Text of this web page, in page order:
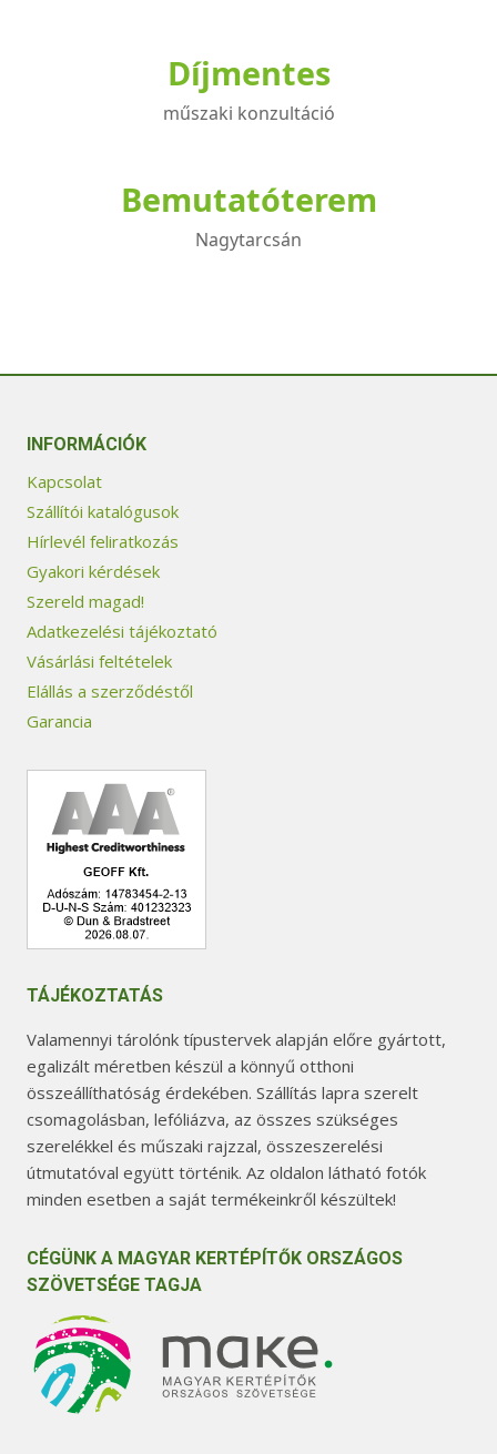
Díjmentes
műszaki konzultáció
Bemutatóterem
Nagytarcsán
INFORMÁCIÓK
Kapcsolat
Szállítói katalógusok
Hírlevél feliratkozás
Gyakori kérdések
Szereld magad!
Adatkezelési tájékoztató
Vásárlási feltételek
Elállás a szerződéstől
Garancia
TÁJÉKOZTATÁS
Valamennyi tárolónk típustervek alapján előre gyártott,
egalizált méretben készül a könnyű otthoni
összeállíthatóság érdekében. Szállítás lapra szerelt
csomagolásban, lefóliázva, az összes szükséges
szerelékkel és műszaki rajzzal, összeszerelési
útmutatóval együtt történik. Az oldalon látható fotók
minden esetben a saját termékeinkről készültek!
CÉGÜNK A MAGYAR KERTÉPÍTŐK ORSZÁGOS
SZÖVETSÉGE TAGJA